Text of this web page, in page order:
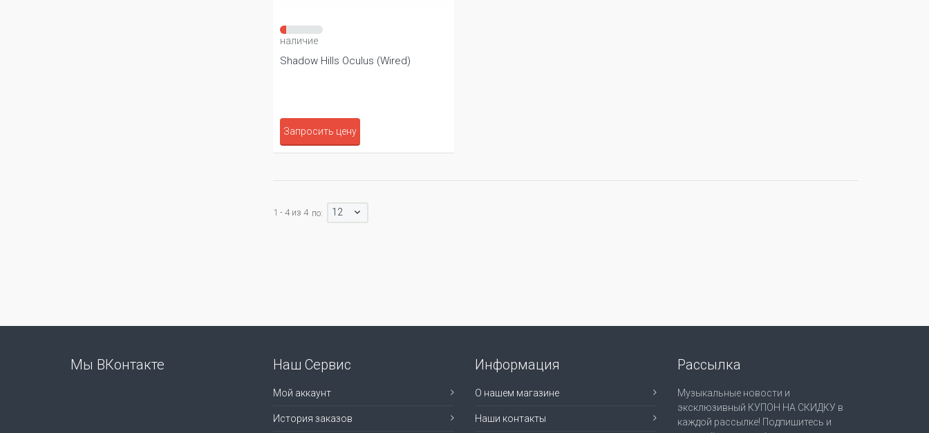
наличие
Shadow Hills Oculus (Wired)
Запросить цену
1 - 4 из 4 по: 12
Мы ВКонтакте Наш Сервис
Мой аккаунт
История заказов
Информация
О нашем магазине
Наши контакты
Рассылка
Музыкальные новости и
эксклюзивный КУПОН НА СКИДКУ в
каждой рассылке! Подпишитесь и